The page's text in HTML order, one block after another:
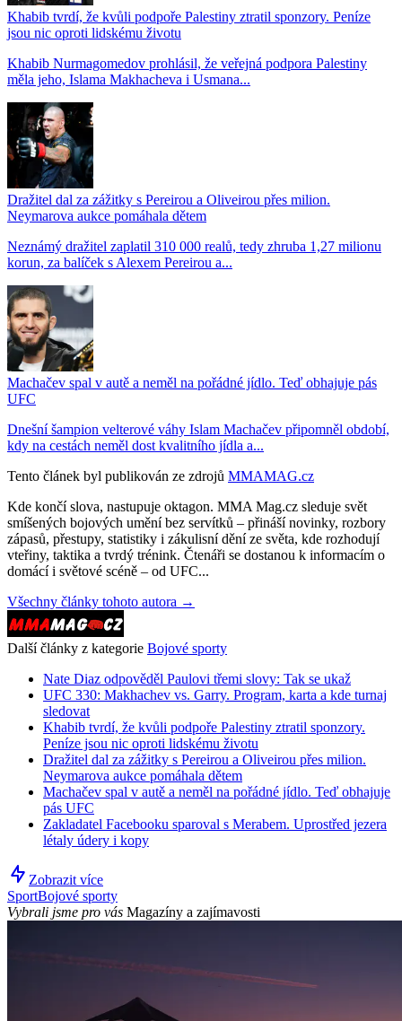
Khabib tvrdí, že kvůli podpoře Palestiny ztratil sponzory. Peníze
jsou nic oproti lidskému životu
Khabib Nurmagomedov prohlásil, že veřejná podpora Palestiny
měla jeho, Islama Makhacheva i Usmana...
Dražitel dal za zážitky s Pereirou a Oliveirou přes milion.
Neymarova aukce pomáhala dětem
Neznámý dražitel zaplatil 310 000 realů, tedy zhruba 1,27 milionu
korun, za balíček s Alexem Pereirou a...
Machačev spal v autě a neměl na pořádné jídlo. Teď obhajuje pás
UFC
Dnešní šampion velterové váhy Islam Machačev připomněl období,
kdy na cestách neměl dost kvalitního jídla a...
Tento článek byl publikován ze zdrojů MMAMAG.cz
Kde končí slova, nastupuje oktagon. MMA Mag.cz sleduje svět
smíšených bojových umění bez servítků – přináší novinky, rozbory
zápasů, přestupy, statistiky i zákulisní dění ze světa, kde rozhodují
vteřiny, taktika a tvrdý trénink. Čtenáři se dostanou k informacím o
domácí i světové scéně – od UFC...
Všechny články tohoto autora →
Další články z kategorie Bojové sporty
Nate Diaz odpověděl Paulovi třemi slovy: Tak se ukaž
UFC 330: Makhachev vs. Garry. Program, karta a kde turnaj
sledovat
Khabib tvrdí, že kvůli podpoře Palestiny ztratil sponzory.
Peníze jsou nic oproti lidskému životu
Dražitel dal za zážitky s Pereirou a Oliveirou přes milion.
Neymarova aukce pomáhala dětem
Machačev spal v autě a neměl na pořádné jídlo. Teď obhajuje
pás UFC
Zakladatel Facebooku sparoval s Merabem. Uprostřed jezera
létaly údery i kopy
Zobrazit více
SportBojové sporty
Vybrali jsme pro vás Magazíny a zajímavosti